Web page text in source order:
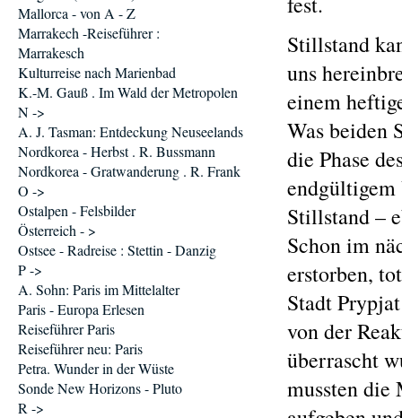
Stillstand
uns
einem
Was beiden
die Phase
Stillstand –
Schon im
erstorben,
Stadt
von der
überrascht
mussten die
Mallorca - von A - Z
Marrakech -Reiseführer :
Marrakesch
Kulturreise nach Marienbad
K.-M. Gauß . Im Wald der Metropolen
N ->
A. J. Tasman: Entdeckung Neuseelands
Nordkorea - Herbst . R. Bussmann
Nordkorea - Gratwanderung . R. Frank
O ->
Ostalpen - Felsbilder
Österreich - >
Ostsee - Radreise : Stettin - Danzig
P ->
A. Sohn: Paris im Mittelalter
Paris - Europa Erlesen
Reiseführer Paris
Reiseführer neu: Paris
Petra. Wunder in der Wüste
Sonde New Horizons - Pluto
R ->